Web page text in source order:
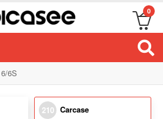
0
6S
210 Carcase